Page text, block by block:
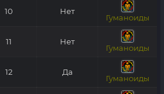
10 Нет
Гуманоиды
11 Нет
Гуманоиды
12 Да
Гуманоиды